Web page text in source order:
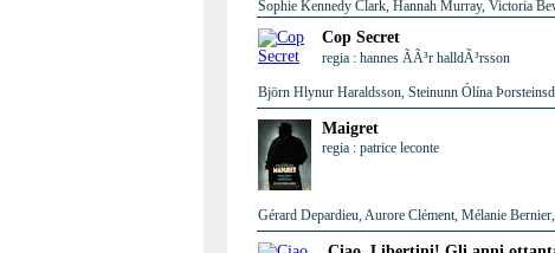
Sophie Kennedy Clark, Hannah Murray, Victoria
Cop Secret
regia : hannes ÃÃ³r halldÃ³rsson
Björn Hlynur Haraldsson, Steinunn Ólína
Maigret
regia : patrice leconte
Gérard Depardieu, Aurore Clément, Mélanie